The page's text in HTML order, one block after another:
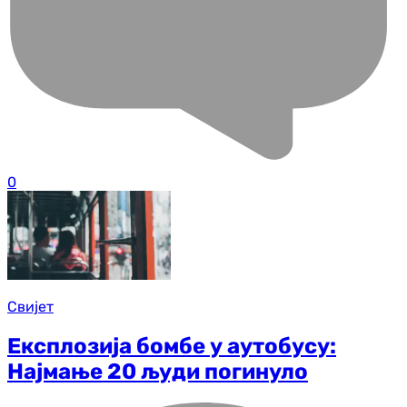
0
Свијет
Експлозија бомбе у аутобусу:
Најмање 20 људи погинуло